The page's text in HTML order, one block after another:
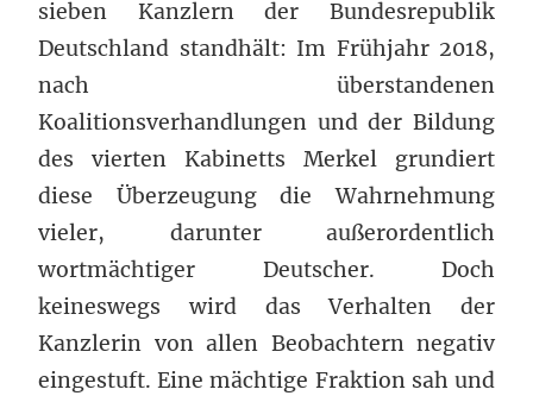
sieben Kanzlern der Bundesrepublik
Deutschland standhält: Im Frühjahr 2018,
nach überstandenen
Koalitionsverhandlungen und der Bildung
des vierten Kabinetts Merkel grundiert
diese Überzeugung die Wahrnehmung
vieler, darunter außerordentlich
wortmächtiger Deutscher. Doch
keineswegs wird das Verhalten der
Kanzlerin von allen Beobachtern negativ
eingestuft. Eine mächtige Fraktion sah und